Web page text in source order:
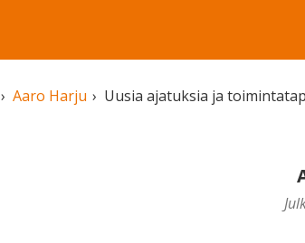
Aaro Harju Uusia ajatuksia ja